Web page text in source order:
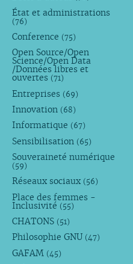
État et administrations
(76)
Conference (75)
Open Source/Open
Science/Open Data
/Données libres et
ouvertes (71)
Entreprises (69)
Innovation (68)
Informatique (67)
Sensibilisation (65)
Souveraineté numérique
(59)
Réseaux sociaux (56)
Place des femmes -
Inclusivité (55)
CHATONS (51)
Philosophie GNU (47)
GAFAM (45)